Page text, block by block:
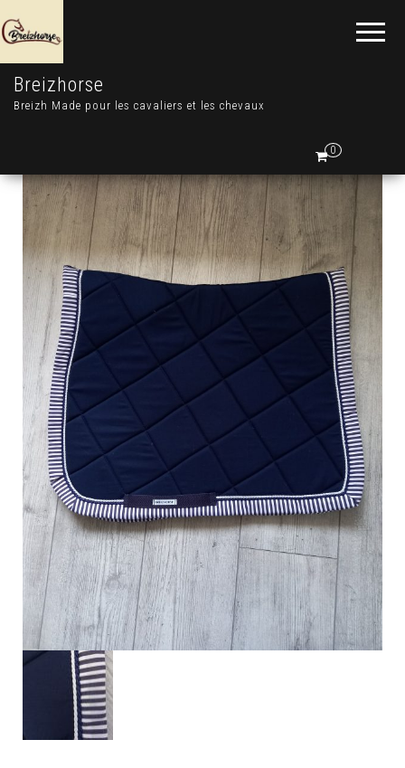
Breizhorse
Breizh Made pour les cavaliers et les chevaux
0